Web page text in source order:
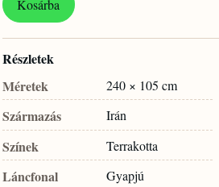
Kosárba
Részletek
Méretek
240 × 105 cm
Származás Irán
Színek Terrakotta
Láncfonal Gyapjú